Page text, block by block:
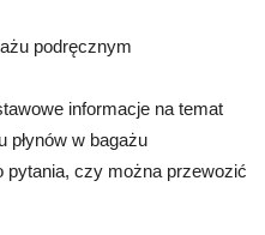
podręcznym
informacje na temat
płynów w bagażu
czy można przewozić